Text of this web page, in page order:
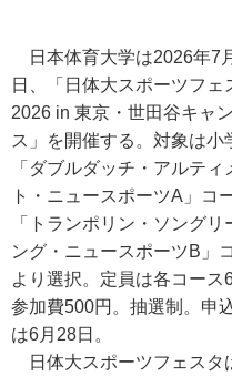
日本体育大学は2026年7
日、「日体大スポーツフェ
2026 in 東京・世田谷キャ
ス」を開催する。対象は小
「ダブルダッチ・アルティ
ト・ニュースポーツA」コ
「トランポリン・ソングリ
ング・ニュースポーツB」
より選択。定員は各コース
参加費500円。抽選制。申
は6月28日。
日体大スポーツフェスタ